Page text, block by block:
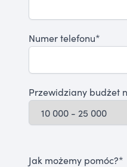
Numer telefonu*
Przewidziany budżet
Jak możemy pomóc?*